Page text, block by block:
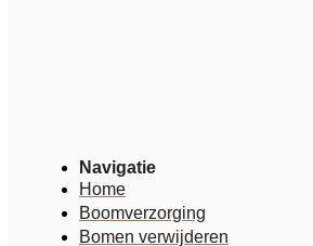
Navigatie
Home
Boomverzorging
Bomen verwijderen